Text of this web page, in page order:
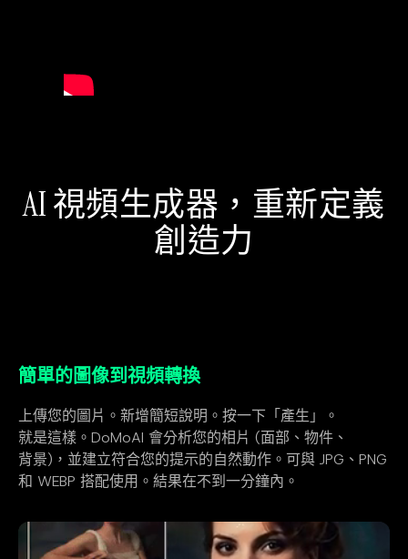
AI 視頻生成器，重新定義
創造力
簡單的圖像到視頻轉換
上傳您的圖片。新增簡短說明。按一下「產生」。
就是這樣。DoMoAI 會分析您的相片 (面部、物件、
背景)，並建立符合您的提示的自然動作。可與 JPG、PNG
和 WEBP 搭配使用。結果在不到一分鐘內。